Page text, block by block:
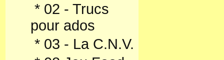
* 02 - Trucs
pour ados
* 03 - La C.N.V.